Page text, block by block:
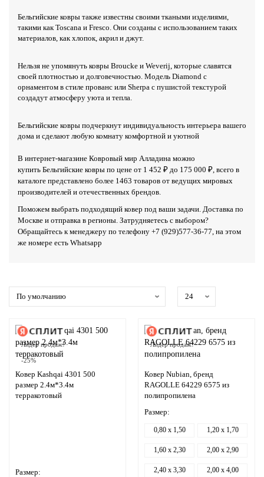
Бельгийские ковры также известны своими ткаными изделиями,
такими как Toscana и Fresco. Они созданы с использованием таких
материалов, как хлопок, акрил и джут.
Нельзя не упомянуть ковры Broucke и Weverij, которые славятся
своей плотностью и долговечностью. Модель Diamond с
орнаментом в стиле прованс или Sherpa с пушистой текстурой
создадут атмосферу уюта и тепла.
Бельгийские ковры подчеркнут индивидуальность интерьера вашего
дома и сделают любую комнату комфортной и уютной
В интернет-магазине Ковровый мир Алладина можно
купить Бельгийские ковры по цене от 1 452 ₽ до 175 000 ₽, всего в
каталоге представлено более 1463 товаров от ведущих мировых
производителей и отечественных брендов.
Поможем выбрать подходящий ковер под ваши задачи. Доставка по
Москве и отправка в регионы. Затрудняетесь с выбором?
Обращайтесь к менеджеру по телефону +7 (929)577-36-77, на этом
же номере есть Whatsapp
Лидер продаж!
-25%
Ковер Kashqai 4301 500
размер 2.4м*3.4м
терракотовый
Размер:
Лидер продаж!
Ковер Nubian, бренд
RAGOLLE 64229 6575 из
полипропилена
Размер:
0,80 x 1,50 1,20 x 1,70
1,60 x 2,30 2,00 x 2,90
2,40 x 3,30 2,00 x 4,00